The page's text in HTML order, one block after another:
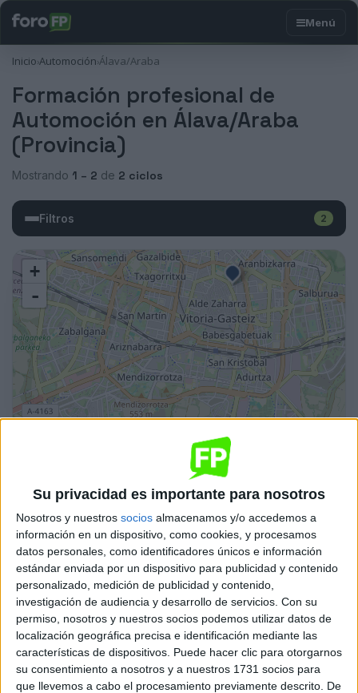
Su privacidad es importante para nosotros
Nosotros y nuestros socios almacenamos y/o accedemos a
información en un dispositivo, como cookies, y procesamos
datos personales, como identificadores únicos e información
estándar enviada por un dispositivo para publicidad y contenido
personalizado, medición de publicidad y contenido,
investigación de audiencia y desarrollo de servicios. Con su
permiso, nosotros y nuestros socios podemos utilizar datos de
localización geográfica precisa e identificación mediante las
características de dispositivos. Puede hacer clic para otorgarnos
su consentimiento a nosotros y a nuestros 1731 socios para
que llevemos a cabo el procesamiento previamente descrito. De
Inicio›Automoción›Álava/Araba
Formación profesional de
Automoción en Álava/Araba
(Provincia)
Mostrando 1 – 2 de 2 ciclos
Filtros 2
Automoción
CIFP Mendizabala
Vitoria-Gasteiz Grado Superior Público
MODALIDADPresencial
+
-
Leaflet| OSM Mapnik